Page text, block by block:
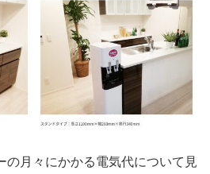
の月々にかかる電気代について見